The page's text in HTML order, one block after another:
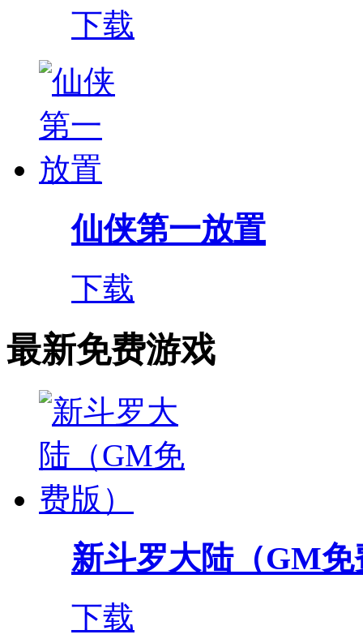
下载
仙侠第一放置
下载
最新免费游戏
新斗罗大陆（GM免
下载